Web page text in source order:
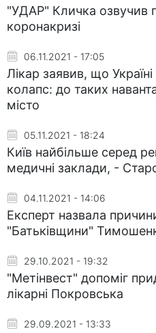
"УДАР" Кличка озвучив
коронакризі
06.11.2021 - 17:05
Лікар заявив, що
колапс: до таких
місто
05.11.2021 - 18:24
Київ найбільше серед
медичні заклади, -
04.11.2021 - 14:06
Експерт назвала
"Батьківщини"
29.10.2021 - 19:32
"Метінвест" допоміг
лікарні Покровська
29.09.2021 - 13:33